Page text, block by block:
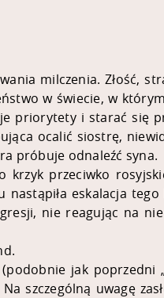
milczenia. Złość,
w świecie, w
priorytety i starać się
ocalić siostrę,
próbuje odnaleźć syna.
krzyk przeciwko
nastąpiła eskalacja
nie reagując na
jak
szczególną uwagę